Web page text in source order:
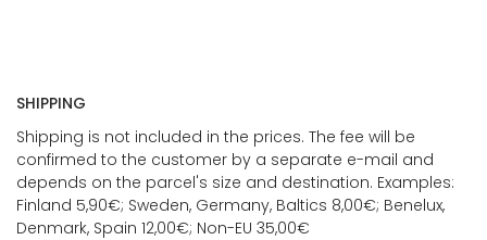
SHIPPING
Shipping is not included in the prices. The fee will be
confirmed to the customer by a separate e-mail and
depends on the parcel's size and destination. Examples:
Finland 5,90€; Sweden, Germany, Baltics 8,00€; Benelux,
Denmark, Spain 12,00€; Non-EU 35,00€